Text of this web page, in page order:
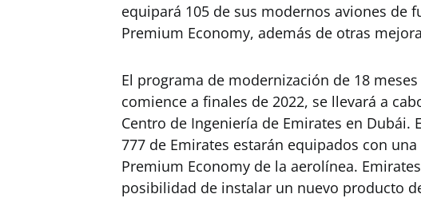
equipará 105 de sus modernos aviones de
Premium Economy, además de otras
El programa de modernización de 18
comience a finales de 2022, se llevará a
Centro de Ingeniería de Emirates en Dubái.
777 de Emirates estarán equipados con
Premium Economy de la aerolínea.
posibilidad de instalar un nuevo producto